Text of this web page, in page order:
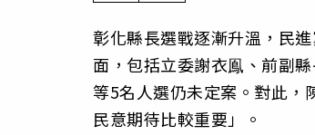
彰化縣長選戰逐漸升溫，民
面，包括立委謝衣鳯、前副
等5名人選仍未定案。對此，
民意期待比較重要」。